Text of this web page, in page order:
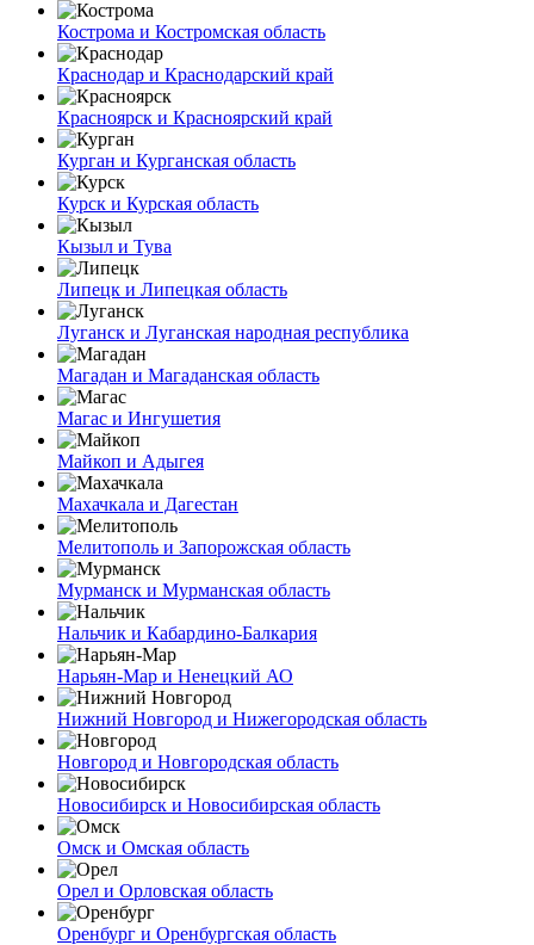
Кострома и Костромская область
Краснодар и Краснодарский край
Красноярск и Красноярский край
Курган и Курганская область
Курск и Курская область
Кызыл и Тува
Липецк и Липецкая область
Луганск и Луганская народная республика
Магадан и Магаданская область
Магас и Ингушетия
Майкоп и Адыгея
Махачкала и Дагестан
Мелитополь и Запорожская область
Мурманск и Мурманская область
Нальчик и Кабардино-Балкария
Нарьян-Мар и Ненецкий АО
Нижний Новгород и Нижегородская область
Новгород и Новгородская область
Новосибирск и Новосибирская область
Омск и Омская область
Орел и Орловская область
Оренбург и Оренбургская область